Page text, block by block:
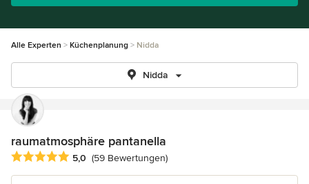
Alle Experten Küchenplanung Nidda
Nidda
raumatmosphäre pantanella
Durchschnittliche Bewertung: 5 von 5 Sternen
5,0 (59 Bewertungen)